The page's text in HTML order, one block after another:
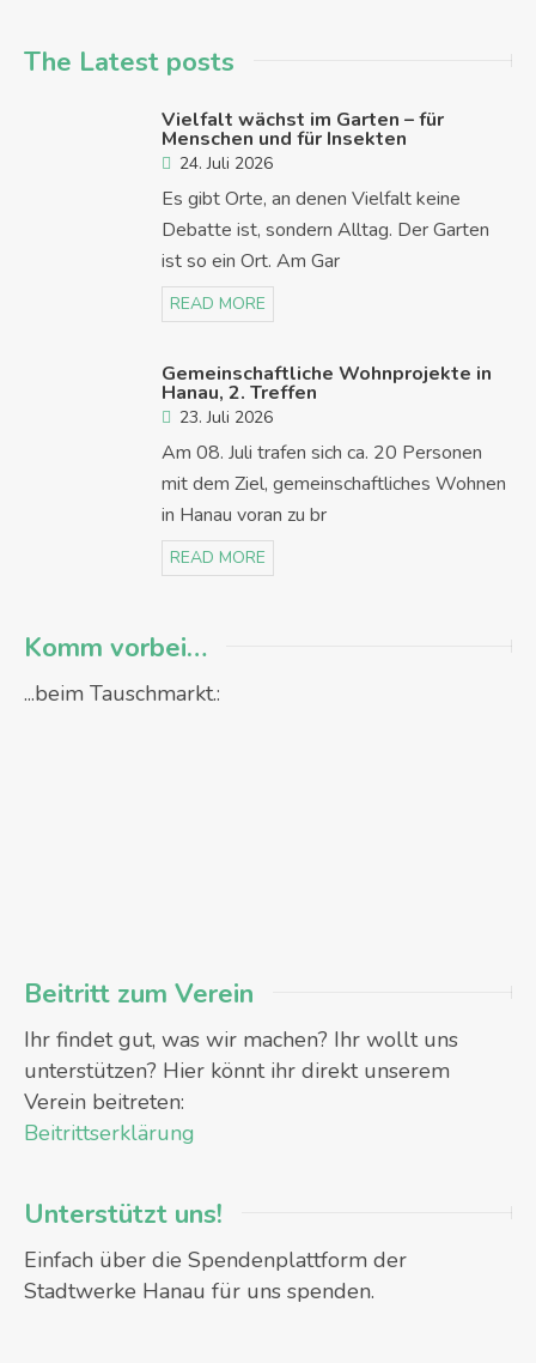
The Latest posts
Vielfalt wächst im Garten – für
Menschen und für Insekten
24. Juli 2026
Es gibt Orte, an denen Vielfalt keine
Debatte ist, sondern Alltag. Der Garten
ist so ein Ort. Am Gar
READ MORE
Gemeinschaftliche Wohnprojekte in
Hanau, 2. Treffen
23. Juli 2026
Am 08. Juli trafen sich ca. 20 Personen
mit dem Ziel, gemeinschaftliches Wohnen
in Hanau voran zu br
READ MORE
Komm vorbei…
...beim Tauschmarkt.:
Beitritt zum Verein
Ihr findet gut, was wir machen? Ihr wollt uns
unterstützen? Hier könnt ihr direkt unserem
Verein beitreten:
Beitrittserklärung
Unterstützt uns!
Einfach über die Spendenplattform der
Stadtwerke Hanau für uns spenden.